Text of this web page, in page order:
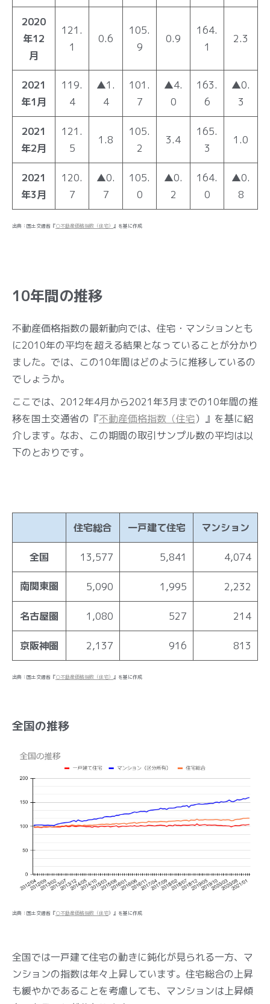
2020
年12
月
121.
1
0.6
105.
9
0.9
164.
1
2.3
2021
年1月
119.
4
▲1.
4
101.
7
▲4.
0
163.
6
▲0.
3
2021
年2月
121.
5
1.8
105.
2
3.4
165.
3
1.0
2021
年3月
120.
7
▲0.
7
105.
0
▲0.
2
164.
0
▲0.
8
出典：国土交通省『○不動産価格指数（住宅） 』を基に作成
10年間の推移
不動産価格指数の最新動向では、住宅・マンションとも
に2010年の平均を超える結果となっていることが分かり
ました。では、この10年間はどのように推移しているの
でしょうか。
ここでは、2012年4月から2021年3月までの10年間の推
移を国土交通省の『不動産価格指数（住宅）』を基に紹
介します。なお、この期間の取引サンプル数の平均は以
下のとおりです。
住宅総合 一戸建て住宅 マンション
全国 13,577 5,841 4,074
南関東圏 5,090 1,995 2,232
名古屋圏 1,080 527 214
京阪神圏 2,137 916 813
出典：国土交通省『○不動産価格指数（住宅） 』を基に作成
全国の推移
出典：国土交通省『○不動産価格指数（住宅）』を基に作成
全国では一戸建て住宅の動きに鈍化が見られる一方、マ
ンションの指数は年々上昇しています。住宅総合の上昇
も緩やかであることを考慮しても、マンションは上昇傾